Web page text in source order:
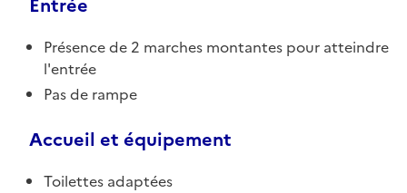
Présence de 2 marches montantes pour atteindre
l'entrée
Pas de rampe
Accueil et équipement
Toilettes adaptées